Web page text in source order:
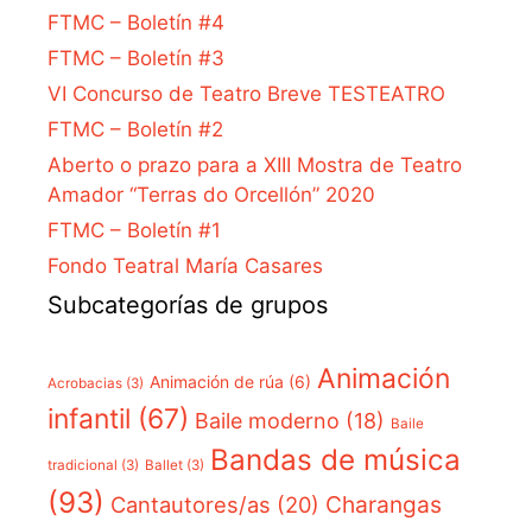
FTMC – Boletín #4
FTMC – Boletín #3
VI Concurso de Teatro Breve TESTEATRO
FTMC – Boletín #2
Aberto o prazo para a XIII Mostra de Teatro
Amador “Terras do Orcellón” 2020
FTMC – Boletín #1
Fondo Teatral María Casares
Subcategorías de grupos
Acrobacias (3) Animación de rúa (6) Animación
infantil (67) Baile moderno (18) Baile
tradicional (3) Ballet (3) Bandas de música
(93) Cantautores/as (20) Charangas